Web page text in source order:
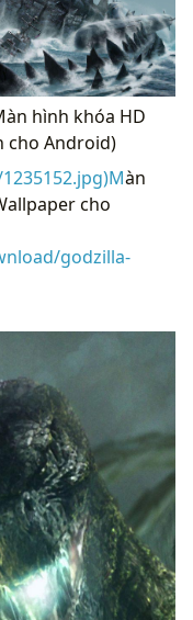
hình khóa HD
cho Android)
àn
cho
godzilla-